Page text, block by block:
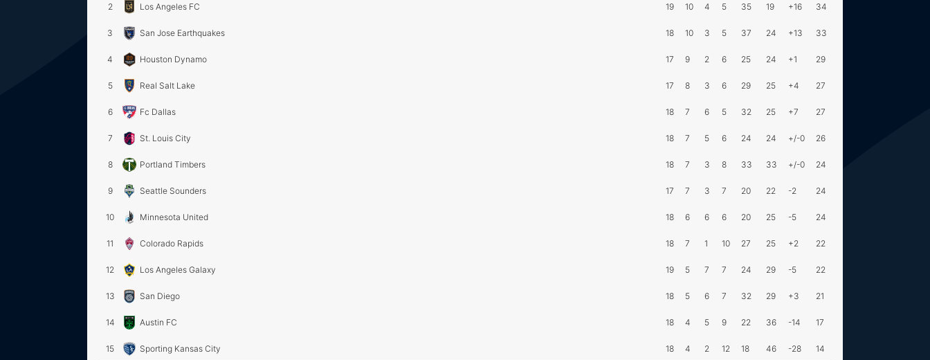
2 Los Angeles FC 19 10 4 5 35 19 +16 34
3 San Jose Earthquakes 18 10 3 5 37 24 +13 33
4 Houston Dynamo 17 9 2 6 25 24 +1 29
5 Real Salt Lake 17 8 3 6 29 25 +4 27
6 Fc Dallas 18 7 6 5 32 25 +7 27
7 St. Louis City 18 7 5 6 24 24 +/-0 26
8 Portland Timbers 18 7 3 8 33 33 +/-0 24
9 Seattle Sounders 17 7 3 7 20 22 -2 24
10 Minnesota United 18 6 6 6 20 25 -5 24
11 Colorado Rapids 18 7 1 10 27 25 +2 22
12 Los Angeles Galaxy 19 5 7 7 24 29 -5 22
13 San Diego 18 5 6 7 32 29 +3 21
14 Austin FC 18 4 5 9 22 36 -14 17
15 Sporting Kansas City 18 4 2 12 18 46 -28 14